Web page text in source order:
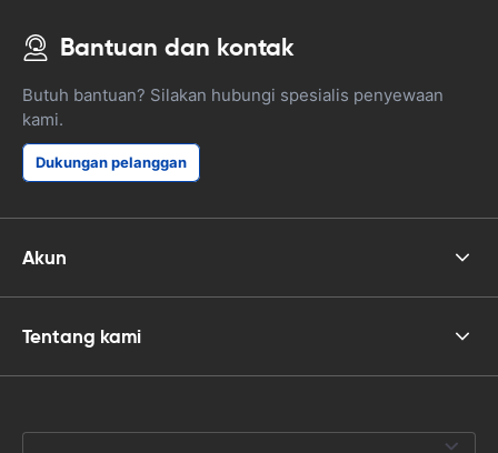
Bantuan dan kontak
Butuh bantuan? Silakan hubungi spesialis penyewaan
kami.
Dukungan pelanggan
Akun
Tentang kami